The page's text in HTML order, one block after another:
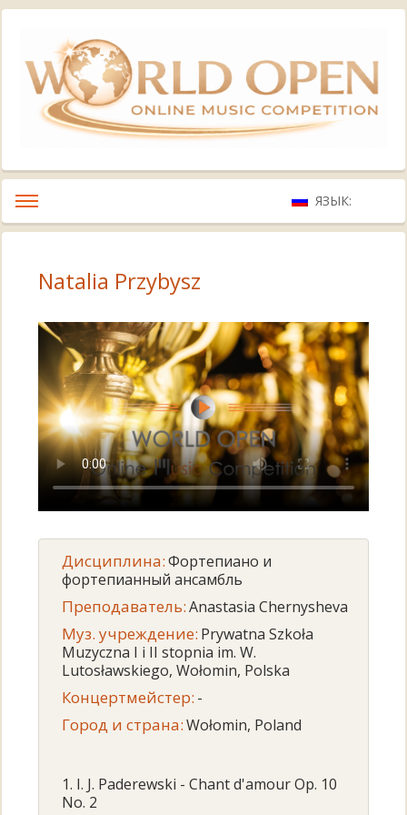
ЯЗЫК:
Natalia Przybysz
Дисциплина:Фортепиано и
фортепианный ансамбль
Преподаватель:Anastasia Chernysheva
Муз. учреждение: Prywatna Szkoła
Muzyczna I i II stopnia im. W.
Lutosławskiego, Wołomin, Polska
Концертмейстер: -
Город и страна:Wołomin, Poland
1. I. J. Paderewski - Chant d'amour Op. 10
No. 2